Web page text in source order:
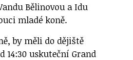
Bělinovou a Idu
mladé koně.
by měli do dějiště
14:30 uskuteční Grand